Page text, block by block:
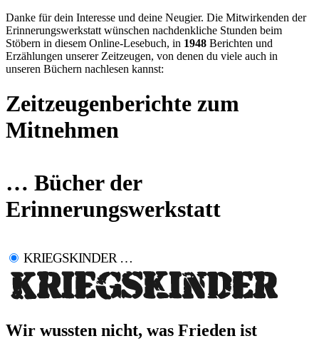
Danke für dein Interesse und deine Neugier. Die Mitwirkenden der
Erinnerungswerkstatt wünschen nachdenkliche Stunden beim
Stöbern in diesem Online-Lesebuch, in 1948 Berichten und
Erzählungen unserer Zeitzeugen, von denen du viele auch in
unseren Büchern nachlesen kannst:
Zeitzeugenberichte zum
Mitnehmen
… Bücher der
Erinnerungswerkstatt
KRIEGSKINDER …
Wir wussten nicht, was Frieden ist